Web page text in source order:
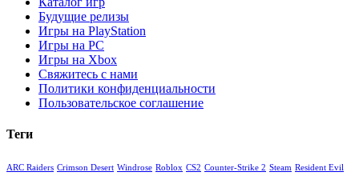
Будущие релизы
Игры на PlayStation
Игры на PC
Игры на Xbox
Свяжитесь с нами
Политики конфиденциальности
Пользовательское соглашение
Теги
ARC Raiders Crimson Desert Windrose Roblox CS2 Counter-Strike 2 Steam Resident Evil